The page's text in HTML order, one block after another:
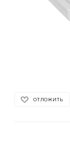
ОТЛОЖИТЬ